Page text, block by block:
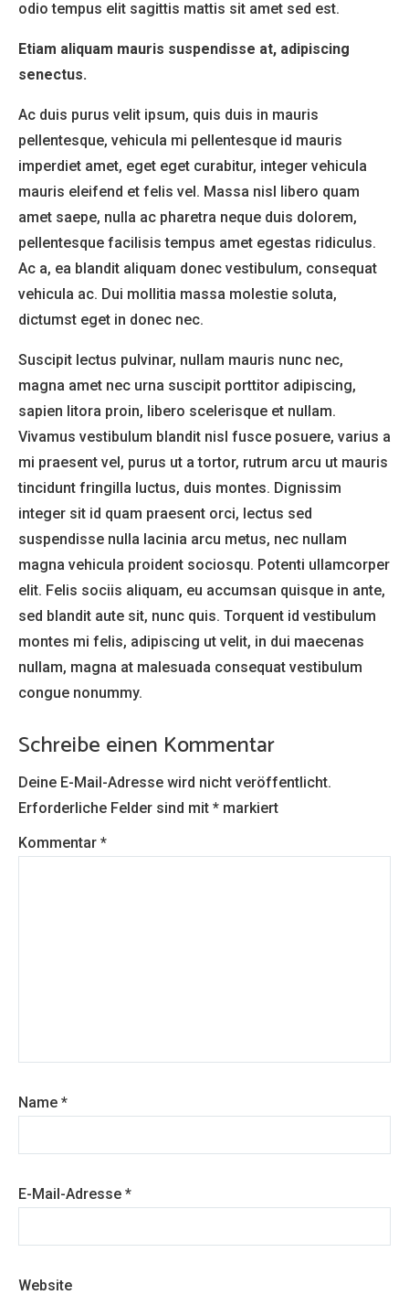
odio tempus elit sagittis mattis sit amet sed est.
Etiam aliquam mauris suspendisse at, adipiscing
senectus.
Ac duis purus velit ipsum, quis duis in mauris
pellentesque, vehicula mi pellentesque id mauris
imperdiet amet, eget eget curabitur, integer vehicula
mauris eleifend et felis vel. Massa nisl libero quam
amet saepe, nulla ac pharetra neque duis dolorem,
pellentesque facilisis tempus amet egestas ridiculus.
Ac a, ea blandit aliquam donec vestibulum, consequat
vehicula ac. Dui mollitia massa molestie soluta,
dictumst eget in donec nec.
Suscipit lectus pulvinar, nullam mauris nunc nec,
magna amet nec urna suscipit porttitor adipiscing,
sapien litora proin, libero scelerisque et nullam.
Vivamus vestibulum blandit nisl fusce posuere, varius a
mi praesent vel, purus ut a tortor, rutrum arcu ut mauris
tincidunt fringilla luctus, duis montes. Dignissim
integer sit id quam praesent orci, lectus sed
suspendisse nulla lacinia arcu metus, nec nullam
magna vehicula proident sociosqu. Potenti ullamcorper
elit. Felis sociis aliquam, eu accumsan quisque in ante,
sed blandit aute sit, nunc quis. Torquent id vestibulum
montes mi felis, adipiscing ut velit, in dui maecenas
nullam, magna at malesuada consequat vestibulum
congue nonummy.
Schreibe einen Kommentar
Deine E-Mail-Adresse wird nicht veröffentlicht.
Erforderliche Felder sind mit * markiert
Kommentar *
Name *
E-Mail-Adresse *
Website